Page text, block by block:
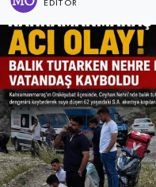
EDITÖR
Yaşam